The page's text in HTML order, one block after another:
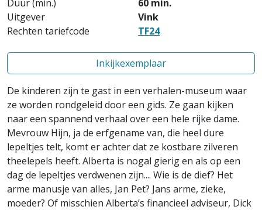
Duur (min.)
60 min.
Uitgever
Vink
Rechten tariefcode
TF24
Inkijkexemplaar
De kinderen zijn te gast in een verhalen-museum waar
ze worden rondgeleid door een gids. Ze gaan kijken
naar een spannend verhaal over een hele rijke dame.
Mevrouw Hijn, ja de erfgename van, die heel dure
lepeltjes telt, komt er achter dat ze kostbare zilveren
theelepels heeft. Alberta is nogal gierig en als op een
dag de lepeltjes verdwenen zijn.... Wie is de dief? Het
arme manusje van alles, Jan Pet? Jans arme, zieke,
moeder? Of misschien Alberta’s financieel adviseur, Dick